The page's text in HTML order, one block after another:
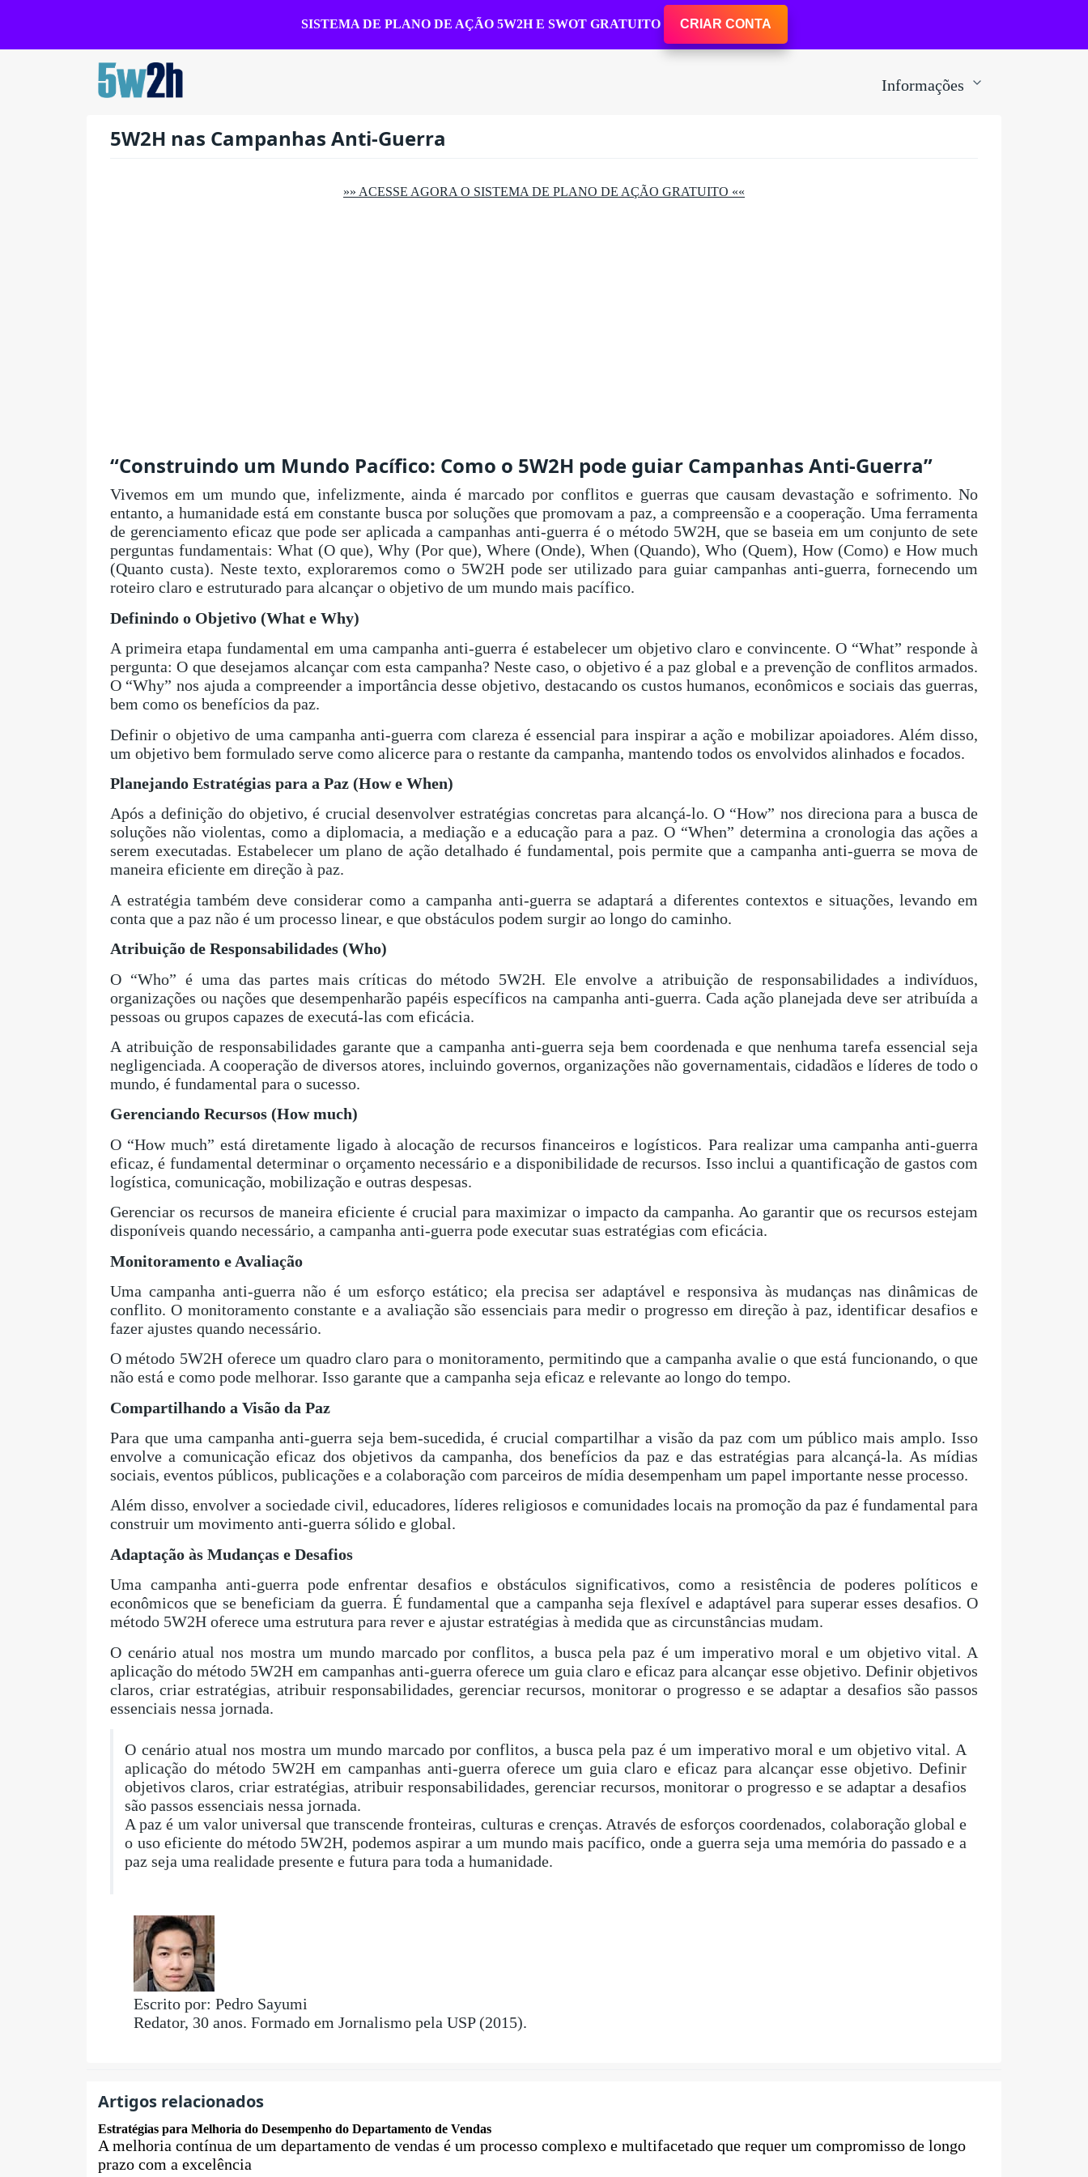
SISTEMA DE PLANO DE AÇÃO 5W2H E SWOT GRATUITO CRIAR CONTA
Informações
5W2H nas Campanhas Anti-Guerra
»» ACESSE AGORA O SISTEMA DE PLANO DE AÇÃO GRATUITO ««
“Construindo um Mundo Pacífico: Como o 5W2H pode guiar Campanhas Anti-Guerra”
Vivemos em um mundo que, infelizmente, ainda é marcado por conflitos e guerras que causam devastação e sofrimento. No
entanto, a humanidade está em constante busca por soluções que promovam a paz, a compreensão e a cooperação. Uma ferramenta
de gerenciamento eficaz que pode ser aplicada a campanhas anti-guerra é o método 5W2H, que se baseia em um conjunto de sete
perguntas fundamentais: What (O que), Why (Por que), Where (Onde), When (Quando), Who (Quem), How (Como) e How much
(Quanto custa). Neste texto, exploraremos como o 5W2H pode ser utilizado para guiar campanhas anti-guerra, fornecendo um
roteiro claro e estruturado para alcançar o objetivo de um mundo mais pacífico.
Definindo o Objetivo (What e Why)
A primeira etapa fundamental em uma campanha anti-guerra é estabelecer um objetivo claro e convincente. O “What” responde à
pergunta: O que desejamos alcançar com esta campanha? Neste caso, o objetivo é a paz global e a prevenção de conflitos armados.
O “Why” nos ajuda a compreender a importância desse objetivo, destacando os custos humanos, econômicos e sociais das guerras,
bem como os benefícios da paz.
Definir o objetivo de uma campanha anti-guerra com clareza é essencial para inspirar a ação e mobilizar apoiadores. Além disso,
um objetivo bem formulado serve como alicerce para o restante da campanha, mantendo todos os envolvidos alinhados e focados.
Planejando Estratégias para a Paz (How e When)
Após a definição do objetivo, é crucial desenvolver estratégias concretas para alcançá-lo. O “How” nos direciona para a busca de
soluções não violentas, como a diplomacia, a mediação e a educação para a paz. O “When” determina a cronologia das ações a
serem executadas. Estabelecer um plano de ação detalhado é fundamental, pois permite que a campanha anti-guerra se mova de
maneira eficiente em direção à paz.
A estratégia também deve considerar como a campanha anti-guerra se adaptará a diferentes contextos e situações, levando em
conta que a paz não é um processo linear, e que obstáculos podem surgir ao longo do caminho.
Atribuição de Responsabilidades (Who)
O “Who” é uma das partes mais críticas do método 5W2H. Ele envolve a atribuição de responsabilidades a indivíduos,
organizações ou nações que desempenharão papéis específicos na campanha anti-guerra. Cada ação planejada deve ser atribuída a
pessoas ou grupos capazes de executá-las com eficácia.
A atribuição de responsabilidades garante que a campanha anti-guerra seja bem coordenada e que nenhuma tarefa essencial seja
negligenciada. A cooperação de diversos atores, incluindo governos, organizações não governamentais, cidadãos e líderes de todo o
mundo, é fundamental para o sucesso.
Gerenciando Recursos (How much)
O “How much” está diretamente ligado à alocação de recursos financeiros e logísticos. Para realizar uma campanha anti-guerra
eficaz, é fundamental determinar o orçamento necessário e a disponibilidade de recursos. Isso inclui a quantificação de gastos com
logística, comunicação, mobilização e outras despesas.
Gerenciar os recursos de maneira eficiente é crucial para maximizar o impacto da campanha. Ao garantir que os recursos estejam
disponíveis quando necessário, a campanha anti-guerra pode executar suas estratégias com eficácia.
Monitoramento e Avaliação
Uma campanha anti-guerra não é um esforço estático; ela precisa ser adaptável e responsiva às mudanças nas dinâmicas de
conflito. O monitoramento constante e a avaliação são essenciais para medir o progresso em direção à paz, identificar desafios e
fazer ajustes quando necessário.
O método 5W2H oferece um quadro claro para o monitoramento, permitindo que a campanha avalie o que está funcionando, o que
não está e como pode melhorar. Isso garante que a campanha seja eficaz e relevante ao longo do tempo.
Compartilhando a Visão da Paz
Para que uma campanha anti-guerra seja bem-sucedida, é crucial compartilhar a visão da paz com um público mais amplo. Isso
envolve a comunicação eficaz dos objetivos da campanha, dos benefícios da paz e das estratégias para alcançá-la. As mídias
sociais, eventos públicos, publicações e a colaboração com parceiros de mídia desempenham um papel importante nesse processo.
Além disso, envolver a sociedade civil, educadores, líderes religiosos e comunidades locais na promoção da paz é fundamental para
construir um movimento anti-guerra sólido e global.
Adaptação às Mudanças e Desafios
Uma campanha anti-guerra pode enfrentar desafios e obstáculos significativos, como a resistência de poderes políticos e
econômicos que se beneficiam da guerra. É fundamental que a campanha seja flexível e adaptável para superar esses desafios. O
método 5W2H oferece uma estrutura para rever e ajustar estratégias à medida que as circunstâncias mudam.
O cenário atual nos mostra um mundo marcado por conflitos, a busca pela paz é um imperativo moral e um objetivo vital. A
aplicação do método 5W2H em campanhas anti-guerra oferece um guia claro e eficaz para alcançar esse objetivo. Definir objetivos
claros, criar estratégias, atribuir responsabilidades, gerenciar recursos, monitorar o progresso e se adaptar a desafios são passos
essenciais nessa jornada.
O cenário atual nos mostra um mundo marcado por conflitos, a busca pela paz é um imperativo moral e um objetivo vital. A
aplicação do método 5W2H em campanhas anti-guerra oferece um guia claro e eficaz para alcançar esse objetivo. Definir
objetivos claros, criar estratégias, atribuir responsabilidades, gerenciar recursos, monitorar o progresso e se adaptar a desafios
são passos essenciais nessa jornada.
A paz é um valor universal que transcende fronteiras, culturas e crenças. Através de esforços coordenados, colaboração global e
o uso eficiente do método 5W2H, podemos aspirar a um mundo mais pacífico, onde a guerra seja uma memória do passado e a
paz seja uma realidade presente e futura para toda a humanidade.
Escrito por: Pedro Sayumi
Redator, 30 anos. Formado em Jornalismo pela USP (2015).
Artigos relacionados
Estratégias para Melhoria do Desempenho do Departamento de Vendas
A melhoria contínua de um departamento de vendas é um processo complexo e multifacetado que requer um compromisso de longo
prazo com a excelência